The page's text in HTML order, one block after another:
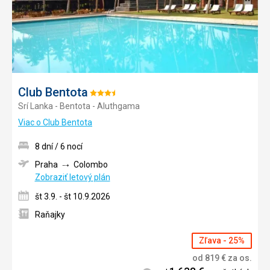
Club Bentota Hodnotenie:
3.5/5
Srí Lanka - Bentota - Aluthgama
Viac o Club Bentota
8 dní / 6 nocí
Praha
Colombo
Zobraziť letový plán
št 3.9. - št 10.9.2026
Raňajky
Zľava - 25%
od 819€ za os.